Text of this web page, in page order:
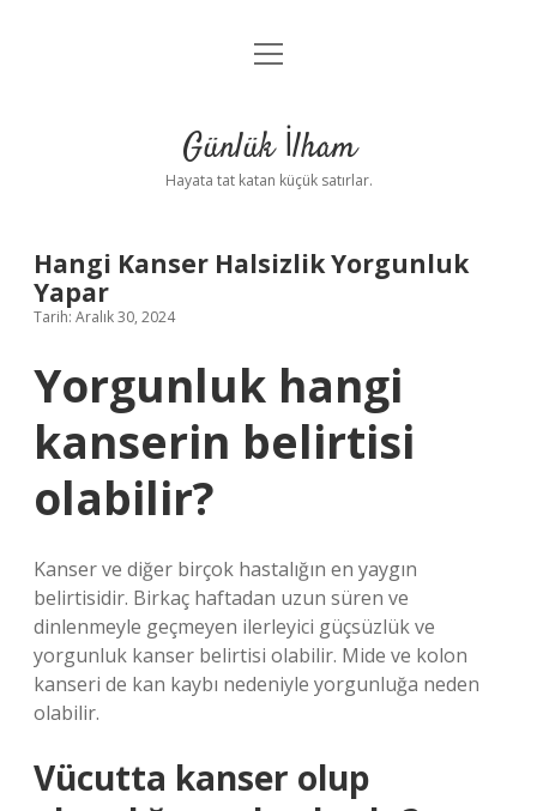
Anasayfa
Yasal Uyarı
menüyü
Günlük İlham
Hayata tat katan küçük satırlar.
Hangi Kanser Halsizlik Yorgunluk
Yapar
Tarih: Aralık 30, 2024
Yorgunluk hangi
kanserin belirtisi
olabilir?
Kanser ve diğer birçok hastalığın en yaygın
belirtisidir. Birkaç haftadan uzun süren ve
dinlenmeyle geçmeyen ilerleyici güçsüzlük ve
yorgunluk kanser belirtisi olabilir. Mide ve kolon
kanseri de kan kaybı nedeniyle yorgunluğa neden
olabilir.
Vücutta kanser olup